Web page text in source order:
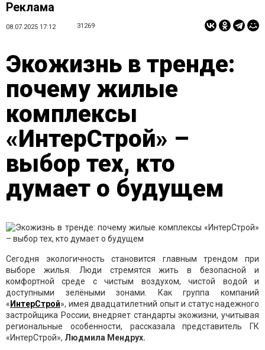
Реклама
08.07.2025 17:12 31269
Экожизнь в тренде:
почему жилые
комплексы
«ИнтерСтрой» –
выбор тех, кто
думает о будущем
Сегодня экологичность становится главным трендом при
выборе жилья. Люди стремятся жить в безопасной и
комфортной среде с чистым воздухом, чистой водой и
доступными зелёными зонами. Как группа компаний
« ИнтерСтрой», имея двадцатилетний опыт и статус надежного
застройщика России, внедряет стандарты экожизни, учитывая
региональные особенности, рассказала представитель ГК
«ИнтерСтрой», Людмила Мендрух.